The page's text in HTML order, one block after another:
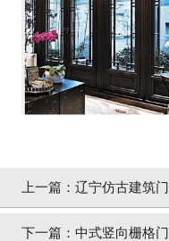
上一篇： 辽宁仿古建筑
厂[冠墅阳光]
下一篇： 中式竖向栅格